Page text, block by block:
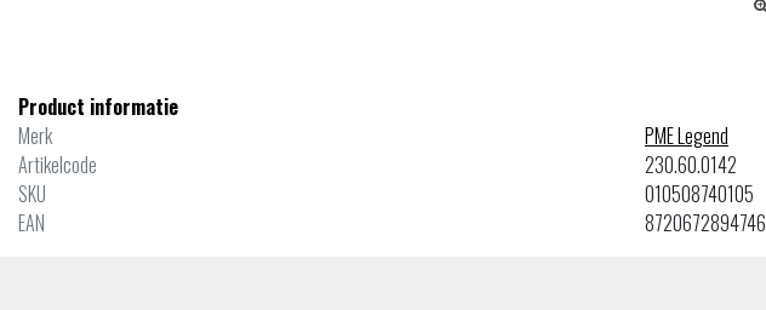
Product informatie
Merk
PME Legend
Artikelcode
230.60.0142
SKU
010508740105
EAN
8720672894746